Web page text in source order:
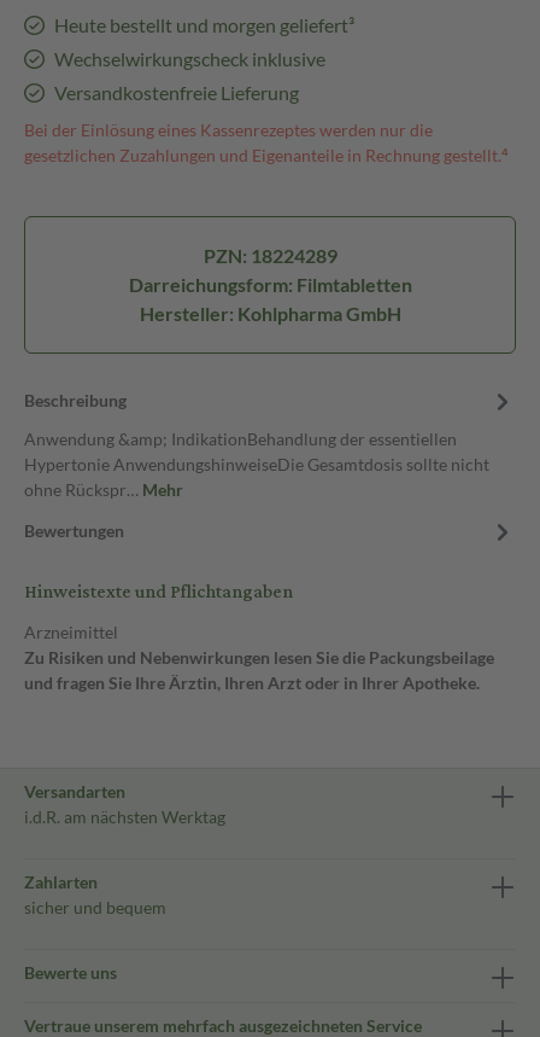
Heute bestellt und morgen geliefert³
Wechselwirkungscheck inklusive
Versandkostenfreie Lieferung
Bei der Einlösung eines Kassenrezeptes werden nur die
gesetzlichen Zuzahlungen und Eigenanteile in Rechnung gestellt.⁴
PZN: 18224289
Darreichungsform: Filmtabletten
Hersteller: Kohlpharma GmbH
Beschreibung
Anwendung &amp; IndikationBehandlung der essentiellen
Hypertonie AnwendungshinweiseDie Gesamtdosis sollte nicht
ohne Rückspr… Mehr
Bewertungen
Hinweistexte und Pflichtangaben
Arzneimittel
Zu Risiken und Nebenwirkungen lesen Sie die Packungsbeilage
und fragen Sie Ihre Ärztin, Ihren Arzt oder in Ihrer Apotheke.
Versandarten
i.d.R. am nächsten Werktag
Zahlarten
sicher und bequem
Bewerte uns
Vertraue unserem mehrfach ausgezeichneten Service